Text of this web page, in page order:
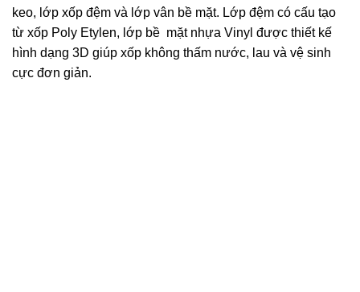
keo, lớp xốp đệm và lớp vân bề mặt. Lớp đệm có cấu tạo
từ xốp Poly Etylen, lớp bề mặt nhựa Vinyl được thiết kế
hình dạng 3D giúp xốp không thấm nước, lau và vệ sinh
cực đơn giản.